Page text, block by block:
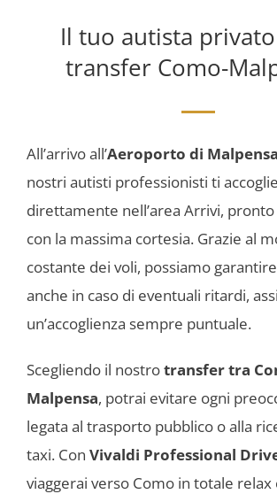
Il tuo autista
transfer Como-
All’arrivo all’Aeroporto di Malpensa
nostri autisti professionisti ti
direttamente nell’area Arrivi,
con la massima cortesia. Grazie al
costante dei voli, possiamo
anche in caso di eventuali ritardi,
un’accoglienza sempre puntuale.
Scegliendo il nostrotransfer tra
Malpensa, potrai evitare ogni
legata al trasporto pubblico o alla
taxi. Con Vivaldi Professional
viaggerai verso Como in totale relax